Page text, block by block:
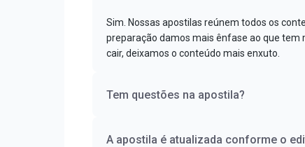
Sim. Nossas apostilas reúnem todos os
preparação damos mais ênfase ao que tem
cair, deixamos o conteúdo mais enxuto.
Tem questões na apostila?
A apostila é atualizada conforme o